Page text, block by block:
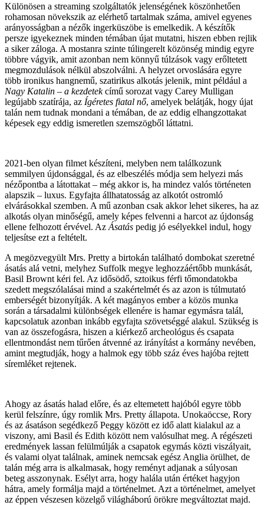
Különösen a streaming szolgáltatók jelenségének köszönhetően
rohamosan növekszik az elérhető tartalmak száma, amivel egyenes
arányosságban a nézők ingerküszöbe is emelkedik. A készítők
persze igyekeznek minden témában újat mutatni, hiszen ebben rejlik
a siker záloga. A mostanra szinte túlingerelt közönség mindig egyre
többre vágyik, amit azonban nem könnyű túlzások vagy erőltetett
megmozdulások nélkül abszolválni. A helyzet orvoslására egyre
több ironikus hangnemű, szatirikus alkotás jelenik, mint például a
Nagy Katalin – a kezdetekcímű sorozat vagy Carey Mulligan
legújabb szatírája, az Ígéretes fiatal nő, amelyek belátják, hogy újat
talán nem tudnak mondani a témában, de az eddig elhangzottakat
képesek egy eddig ismeretlen szemszögből láttatni.
2021-ben olyan filmet készíteni, melyben nem találkozunk
semmilyen újdonsággal, és az elbeszélés módja sem helyezi más
nézőpontba a látottakat – még akkor is, ha mindez valós történeten
alapszik – luxus. Egyfajta állhatatosság az alkotót ostromló
elvárásokkal szemben. A mű azonban csak akkor lehet sikeres, ha az
alkotás olyan minőségű, amely képes felvenni a harcot az újdonság
ellene felhozott érvével. Az Ásatás pedig jó esélyekkel indul, hogy
teljesítse ezt a feltételt.
A megözvegyült Mrs. Pretty a birtokán található dombokat szeretné
ásatás alá vetni, melyhez Suffolk megye leghozzáértőbb munkását,
Basil Brownt kéri fel. Az idősödő, sztoikus férfi tőmondatokba
szedett megszólalásai mind a szakértelmét és az azon is túlmutató
emberségét bizonyítják. A két magányos ember a közös munka
során a társadalmi különbségek ellenére is hamar egymásra talál,
kapcsolatuk azonban inkább egyfajta szövetséggé alakul. Szükség is
van az összefogásra, hiszen a kiérkező archeológus és csapata
ellentmondást nem tűrően átvenné az irányítást a kormány nevében,
amint megtudják, hogy a halmok egy több száz éves hajóba rejtett
síremléket rejtenek.
Ahogy az ásatás halad előre, és az eltemetett hajóból egyre több
kerül felszínre, úgy romlik Mrs. Pretty állapota. Unokaöccse, Rory
és az ásatáson segédkező Peggy között ez idő alatt kialakul az a
viszony, ami Basil és Edith között nem valósulhat meg. A régészeti
eredmények lassan felülmúlják a csapatok egymás közti viszályait,
és valami olyat találnak, aminek nemcsak egész Anglia örülhet, de
talán még arra is alkalmasak, hogy reményt adjanak a súlyosan
beteg asszonynak. Esélyt arra, hogy halála után értéket hagyjon
hátra, amely formálja majd a történelmet. Azt a történelmet, amelyet
az éppen vészesen közelgő világháború örökre megváltoztat majd.